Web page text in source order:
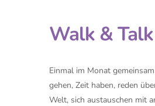
Walk & Talk
Einmal im Monat
gehen, Zeit haben, reden
Welt, sich austauschen mit